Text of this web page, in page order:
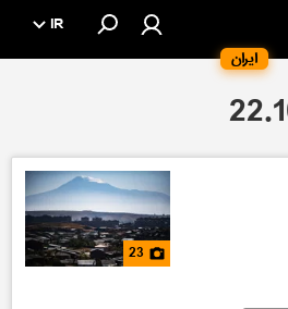
ایران
IR
23